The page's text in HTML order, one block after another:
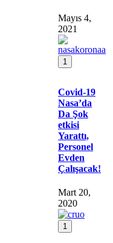
Mayıs 4,
2021
1
Covid-19
Nasa’da
Da Şok
etkisi
Yarattı,
Personel
Evden
Çalışacak!
Mart 20,
2020
1